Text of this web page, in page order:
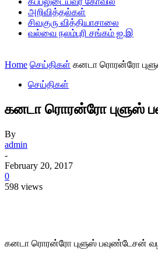
அறிவித்தல்கள்
சிவகுரு வித்தியாசாலை
வல்வை நலம்புரி சங்கம் ஐ.இ
Home செய்திகள் கனடா ரொரன்ரோ
செய்திகள்
கனடா ரொரன்ரோ புளுஸ்
By
admin
-
February 20, 2017
0
598 views
கனடா ரொரன்ரோ புளுஸ் பவுண்டேசன்